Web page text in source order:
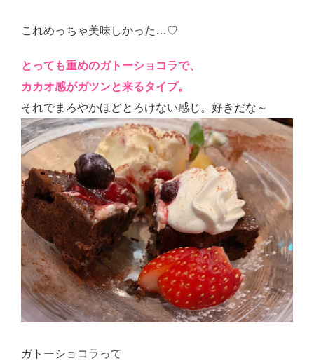
これめっちゃ美味しかった…♡
とっても重めのガトーショコラで、
カカオ感がガツンと来るタイプ。
それでまろやかほどとろけない感じ。好きだな～
ガトーショコラって